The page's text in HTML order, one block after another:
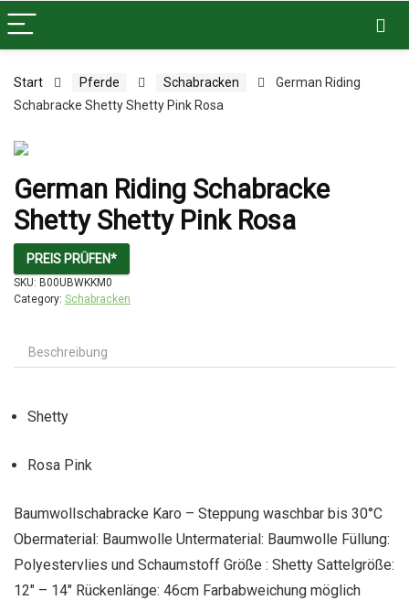
Start Pferde Schabracken
German Riding
Schabracke Shetty Shetty Pink Rosa
German Riding Schabracke
Shetty Shetty Pink Rosa
PREIS PRÜFEN*
SKU: B00UBWKKM0
Category: Schabracken
Beschreibung
Shetty
Rosa Pink
Baumwollschabracke Karo – Steppung waschbar bis 30°C
Obermaterial: Baumwolle Untermaterial: Baumwolle Füllung:
Polyestervlies und Schaumstoff Größe : Shetty Sattelgröße:
12″ – 14″ Rückenlänge: 46cm Farbabweichung möglich